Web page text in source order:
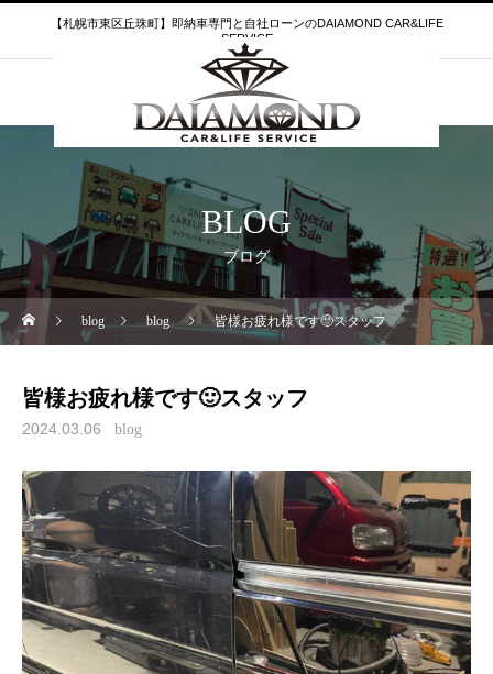
【札幌市東区丘珠町】即納車専門と自社ローンのDAIAMOND CAR&LIFE
SERVICE
BLOG
ブログ
blog blog 皆様お疲れ様です🙂スタッフ
皆様お疲れ様です🙂スタッフ
2024.03.06 blog